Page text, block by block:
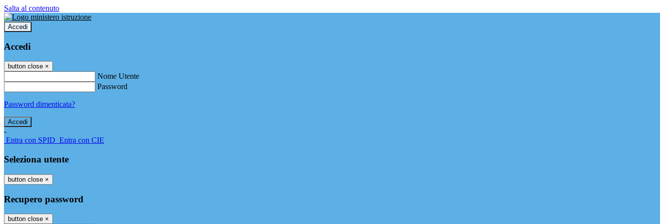
Salta al contenuto
Accedi
Accedi
button close ×
Nome Utente
Password
Password dimenticata?
-
Entra con SPID Entra con CIE
Seleziona utente
button close ×
Recupero password
button close ×